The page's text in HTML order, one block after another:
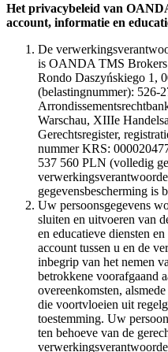
Het privacybeleid van
account, informatie en
De
is OANDA TMS Brokers
Rondo Daszyńskiego 1,
(belastingnummer): 526-
Warschau, XIIIe
Gerechtsregister,
nummer KRS:
537 560 PLN (volledig
gegevensbescherming is
Uw persoonsgegevens
sluiten en uitvoeren van
en educatieve diensten
account tussen u en de
inbegrip van het nemen
betrokkene voorafgaand
overeenkomsten,
die voortvloeien uit
toestemming. Uw
ten behoeve van de